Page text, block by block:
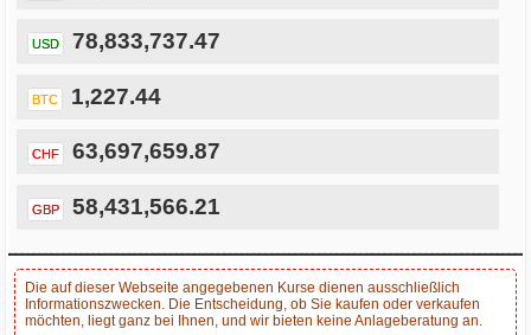
USD 78,833,737.47
BTC 1,227.44
CHF 63,697,659.87
GBP 58,431,566.21
Die auf dieser Webseite angegebenen Kurse dienen ausschließlich
Informationszwecken. Die Entscheidung, ob Sie kaufen oder verkaufen
möchten, liegt ganz bei Ihnen, und wir bieten keine Anlageberatung an.